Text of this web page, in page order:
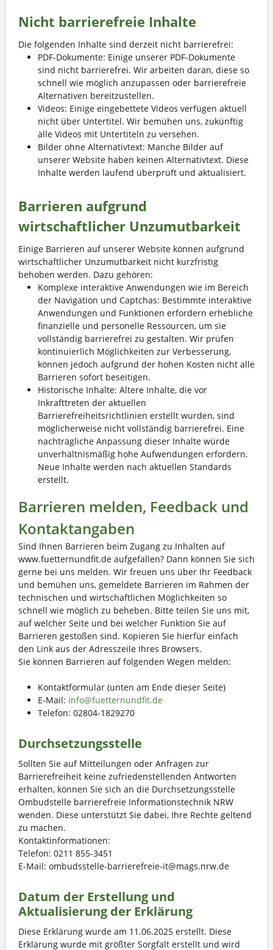
Nicht barrierefreie Inhalte
Die folgenden Inhalte sind derzeit nicht barrierefrei:
PDF-Dokumente: Einige unserer PDF-Dokumente
sind nicht barrierefrei. Wir arbeiten daran, diese so
schnell wie möglich anzupassen oder barrierefreie
Alternativen bereitzustellen.
Videos: Einige eingebettete Videos verfügen aktuell
nicht über Untertitel. Wir bemühen uns, zukünftig
alle Videos mit Untertiteln zu versehen.
Bilder ohne Alternativtext: Manche Bilder auf
unserer Website haben keinen Alternativtext. Diese
Inhalte werden laufend überprüft und aktualisiert.
Barrieren aufgrund
wirtschaftlicher Unzumutbarkeit
Einige Barrieren auf unserer Website können aufgrund
wirtschaftlicher Unzumutbarkeit nicht kurzfristig
behoben werden. Dazu gehören:
Komplexe interaktive Anwendungen wie im Bereich
der Navigation und Captchas: Bestimmte interaktive
Anwendungen und Funktionen erfordern erhebliche
finanzielle und personelle Ressourcen, um sie
vollständig barrierefrei zu gestalten. Wir prüfen
kontinuierlich Möglichkeiten zur Verbesserung,
können jedoch aufgrund der hohen Kosten nicht alle
Barrieren sofort beseitigen.
Historische Inhalte: Ältere Inhalte, die vor
Inkrafttreten der aktuellen
Barrierefreiheitsrichtlinien erstellt wurden, sind
möglicherweise nicht vollständig barrierefrei. Eine
nachträgliche Anpassung dieser Inhalte würde
unverhältnismäßig hohe Aufwendungen erfordern.
Neue Inhalte werden nach aktuellen Standards
erstellt.
Barrieren melden, Feedback und
Kontaktangaben
Sind Ihnen Barrieren beim Zugang zu Inhalten auf
www.fuetternundfit.de aufgefallen? Dann können Sie sich
gerne bei uns melden. Wir freuen uns über Ihr Feedback
und bemühen uns, gemeldete Barrieren im Rahmen der
technischen und wirtschaftlichen Möglichkeiten so
schnell wie möglich zu beheben. Bitte teilen Sie uns mit,
auf welcher Seite und bei welcher Funktion Sie auf
Barrieren gestoßen sind. Kopieren Sie hierfür einfach
den Link aus der Adresszeile Ihres Browsers.
Sie können Barrieren auf folgenden Wegen melden:
Kontaktformular (unten am Ende dieser Seite)
E-Mail: info@fuetternundfit.de
Telefon: 02804-1829270
Durchsetzungsstelle
Sollten Sie auf Mitteilungen oder Anfragen zur
Barrierefreiheit keine zufriedenstellenden Antworten
erhalten, können Sie sich an die Durchsetzungsstelle
Ombudstelle barrierefreie Informationstechnik NRW
wenden. Diese unterstützt Sie dabei, Ihre Rechte geltend
zu machen.
Kontaktinformationen:
Telefon: 0211 855-3451
E-Mail: ombudsstelle-barrierefreie-it@mags.nrw.de
Datum der Erstellung und
Aktualisierung der Erklärung
Diese Erklärung wurde am 11.06.2025 erstellt. Diese
Erklärung wurde mit größter Sorgfalt erstellt und wird